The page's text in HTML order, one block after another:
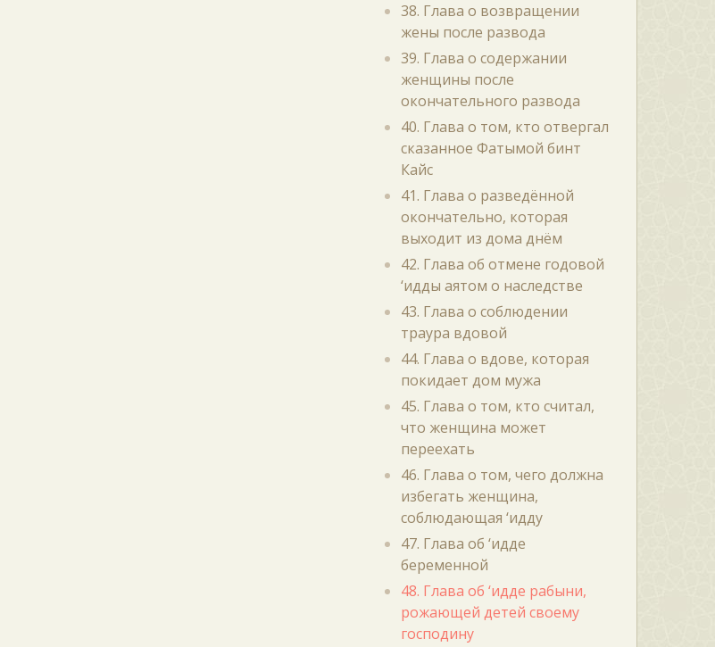
38. Глава о возвращении
жены после развода
39. Глава о содержании
женщины после
окончательного развода
40. Глава о том, кто отвергал
сказанное Фатымой бинт
Кайс
41. Глава о разведённой
окончательно, которая
выходит из дома днём
42. Глава об отмене годовой
‘идды аятом о наследстве
43. Глава о соблюдении
траура вдовой
44. Глава о вдове, которая
покидает дом мужа
45. Глава о том, кто считал,
что женщина может
переехать
46. Глава о том, чего должна
избегать женщина,
соблюдающая ‘идду
47. Глава об ‘идде
беременной
48. Глава об ‘идде рабыни,
рожающей детей своему
господину